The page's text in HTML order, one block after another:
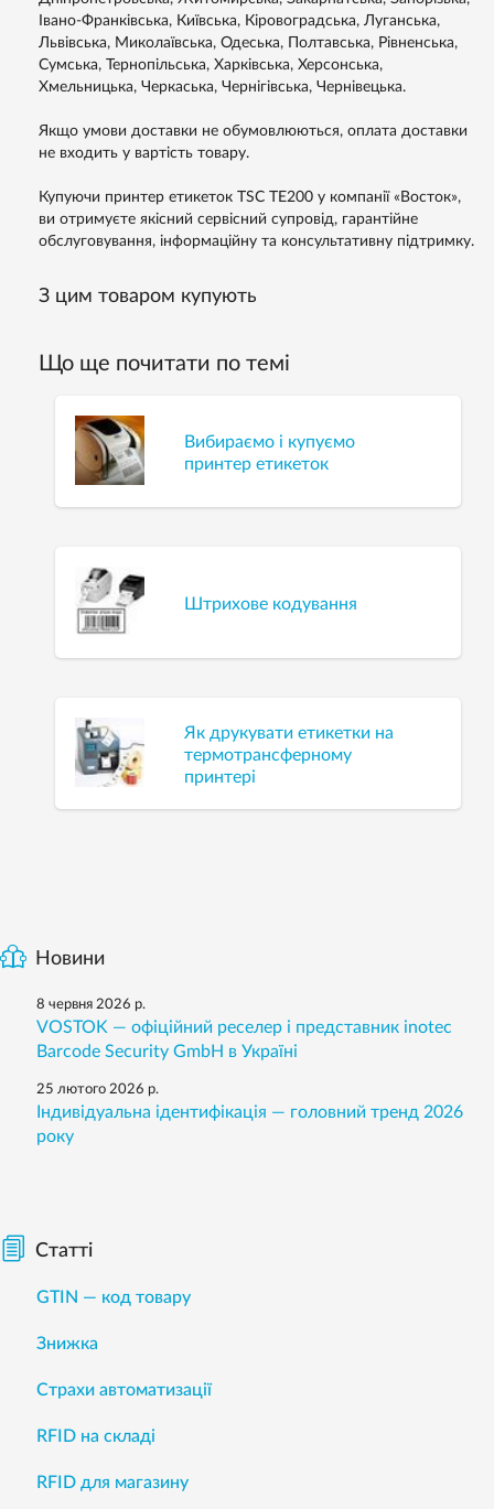
Івано-Франківська, Київська, Кіровоградська, Луганська,
Львівська, Миколаївська, Одеська, Полтавська, Рівненська,
Сумська, Тернопільська, Харківська, Херсонська,
Хмельницька, Черкаська, Чернігівська, Чернівецька.
Якщо умови доставки не обумовлюються, оплата доставки
не входить у вартість товару.
Купуючи принтер етикеток TSC TE200 у компанії «Восток»,
ви отримуєте якісний сервісний супровід, гарантійне
обслуговування, інформаційну та консультативну підтримку.
З цим товаром купують
Що ще почитати по темі
Вибираємо і купуємо
принтер етикеток
Штрихове кодування
Як друкувати етикетки на
термотрансферному
принтері
Новини
8 червня 2026 р.
VOSTOK — офіційний реселер і представник inotec
Barcode Security GmbH в Україні
25 лютого 2026 р.
Індивідуальна ідентифікація — головний тренд 2026
року
Статті
GTIN — код товару
Знижка
Страхи автоматизації
RFID на складі
RFID для магазину